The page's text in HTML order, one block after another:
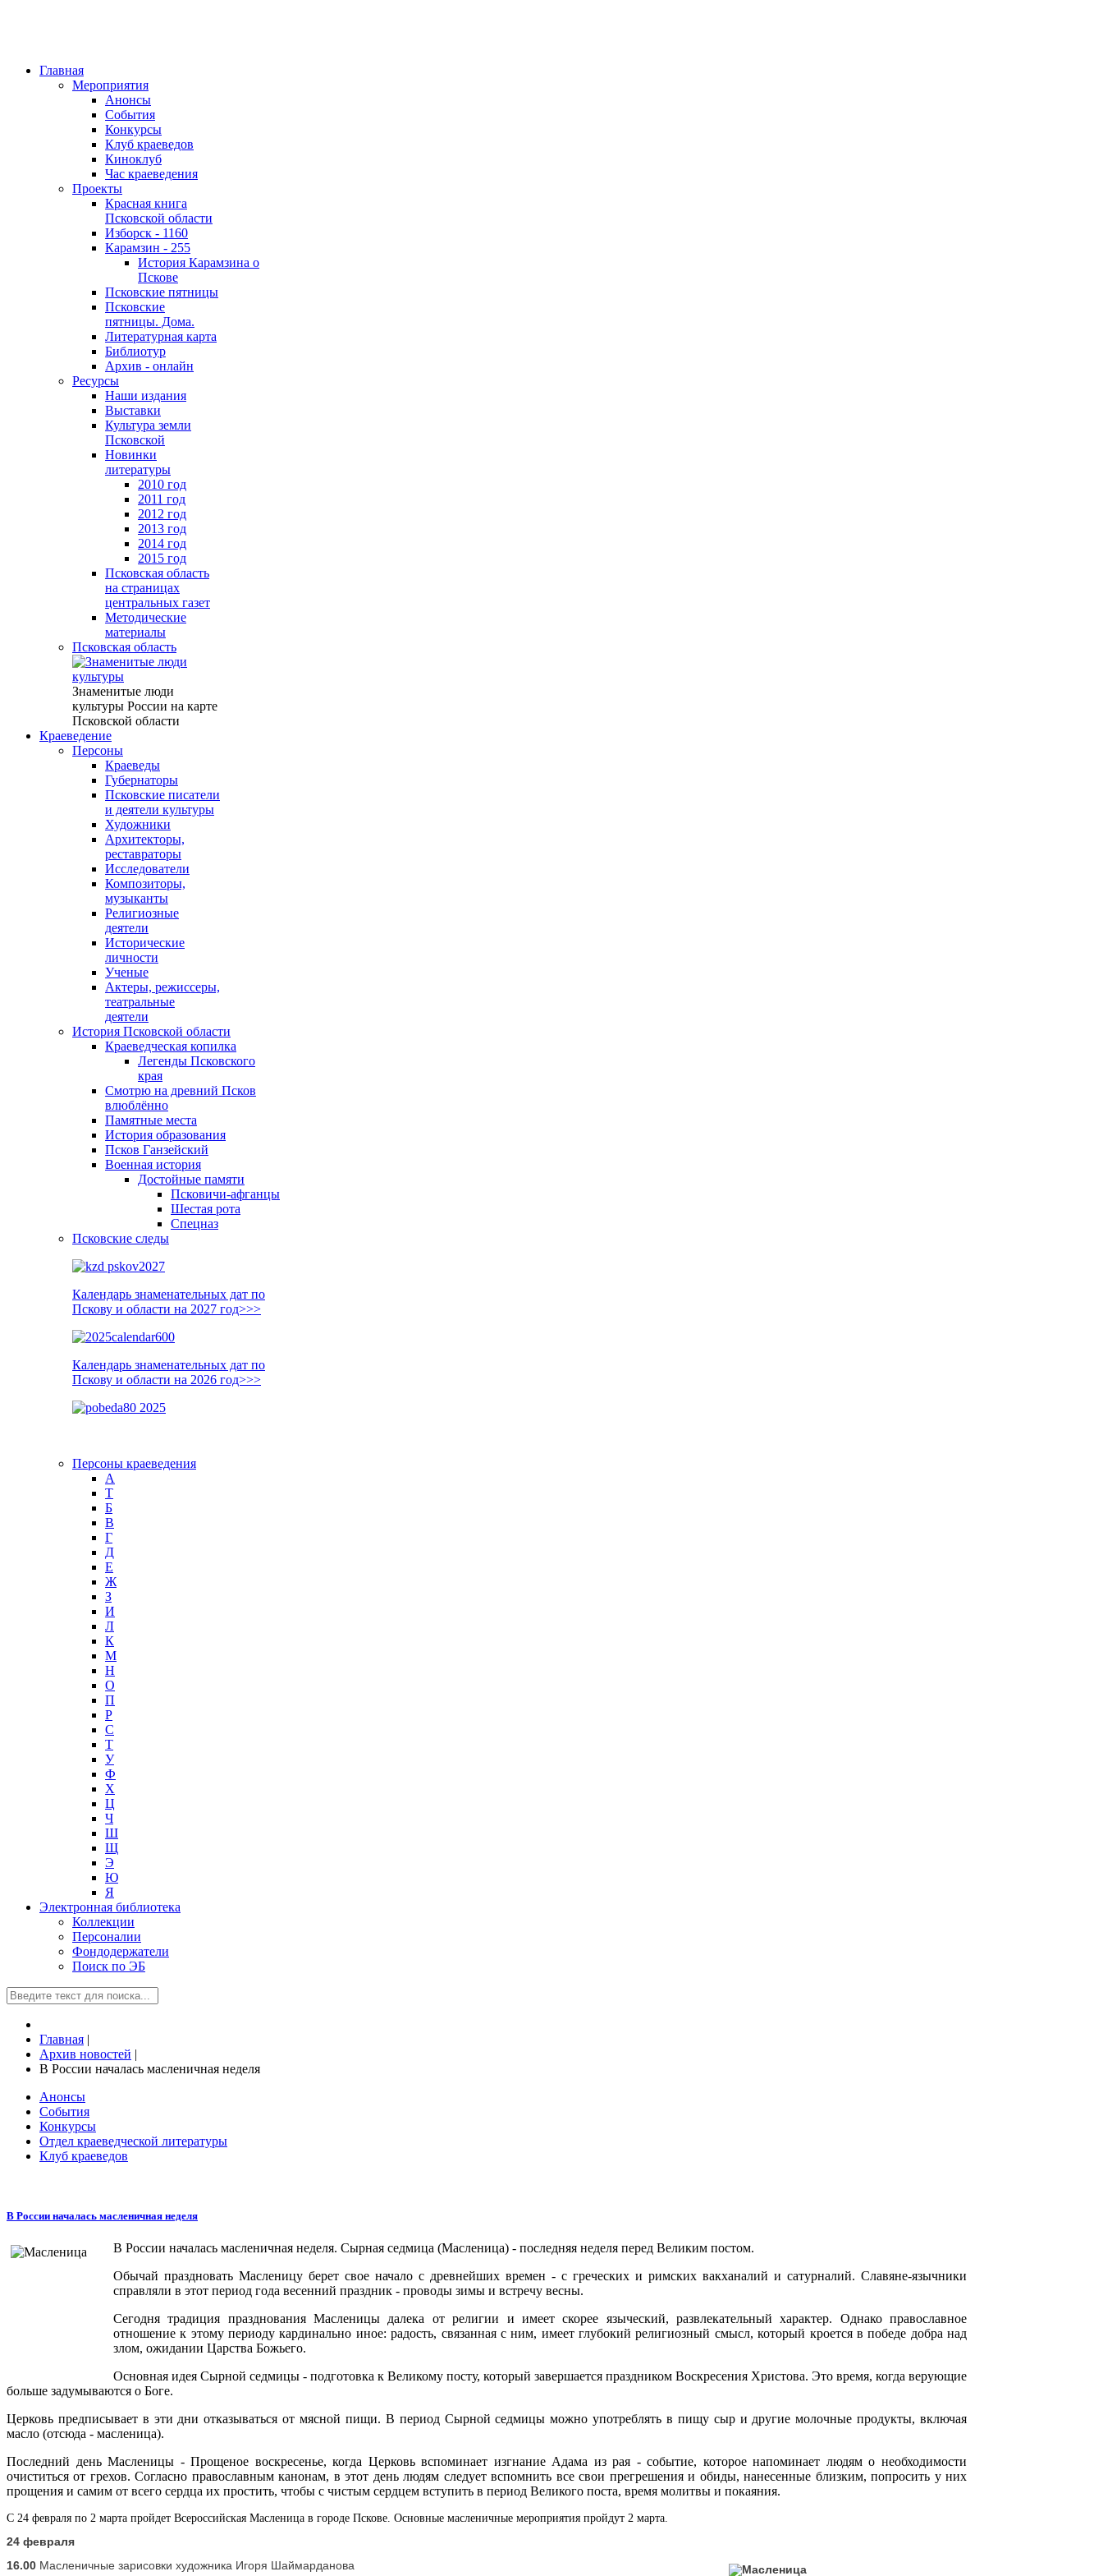
Главная
Мероприятия
Анонсы
События
Конкурсы
Клуб краеведов
Киноклуб
Час краеведения
Проекты
Красная книга
Псковской области
Изборск - 1160
Карамзин - 255
История Карамзина о
Пскове
Псковские пятницы
Псковские
пятницы. Дома.
Литературная карта
Библиотур
Архив - онлайн
Ресурсы
Наши издания
Выставки
Культура земли
Псковской
Новинки
литературы
2010 год
2011 год
2012 год
2013 год
2014 год
2015 год
Псковская область
на страницах
центральных газет
Методические
материалы
Псковская область
Знаменитые люди
культуры России на карте
Псковской области
Краеведение
Персоны
Краеведы
Губернаторы
Псковские писатели
и деятели культуры
Художники
Архитекторы,
реставраторы
Исследователи
Композиторы,
музыканты
Религиозные
деятели
Исторические
личности
Ученые
Актеры, режиссеры,
театральные
деятели
История Псковской области
Краеведческая копилка
Легенды Псковского
края
Смотрю на древний Псков
влюблённо
Памятные места
История образования
Псков Ганзейский
Военная история
Достойные памяти
Псковичи-афганцы
Шестая рота
Спецназ
Псковские следы
Календарь знаменательных дат по
Пскову и области на 2027 год>>>
Календарь знаменательных дат по
Пскову и области на 2026 год>>>
Персоны краеведения
А
T
Б
В
Г
Д
Е
Ж
З
И
Л
К
М
Н
О
П
Р
С
Т
У
Ф
Х
Ц
Ч
Ш
Щ
Э
Ю
Я
Электронная библиотека
Коллекции
Персоналии
Фондодержатели
Поиск по ЭБ
Главная |
Архив новостей |
В России началась масленичная неделя
Анонсы
События
Конкурсы
Отдел краеведческой литературы
Клуб краеведов
В России началась масленичная неделя
В России началась масленичная неделя. Сырная седмица (Масленица) - последняя неделя перед Великим постом.
Обычай праздновать Масленицу берет свое начало с древнейших времен - с греческих и римских вакханалий и сатурналий. Славяне-язычники
справляли в этот период года весенний праздник - проводы зимы и встречу весны.
Сегодня традиция празднования Масленицы далека от религии и имеет скорее языческий, развлекательный характер. Однако православное
отношение к этому периоду кардинально иное: радость, связанная с ним, имеет глубокий религиозный смысл, который кроется в победе добра над
злом, ожидании Царства Божьего.
Основная идея Сырной седмицы - подготовка к Великому посту, который завершается праздником Воскресения Христова. Это время, когда верующие
больше задумываются о Боге.
Церковь предписывает в эти дни отказываться от мясной пищи. В период Сырной седмицы можно употреблять в пищу сыр и другие молочные продукты, включая
масло (отсюда - масленица).
Последний день Масленицы - Прощеное воскресенье, когда Церковь вспоминает изгнание Адама из рая - событие, которое напоминает людям о необходимости
очиститься от грехов. Согласно православным канонам, в этот день людям следует вспомнить все свои прегрешения и обиды, нанесенные близким, попросить у них
прощения и самим от всего сердца их простить, чтобы с чистым сердцем вступить в период Великого поста, время молитвы и покаяния.
С 24 февраля по 2 марта пройдет Всероссийская Масленица в городе Пскове. Основные масленичные мероприятия пройдут 2 марта.
24 февраля
16.00 Масленичные зарисовки художника Игоря Шаймарданова